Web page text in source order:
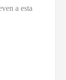
a esta